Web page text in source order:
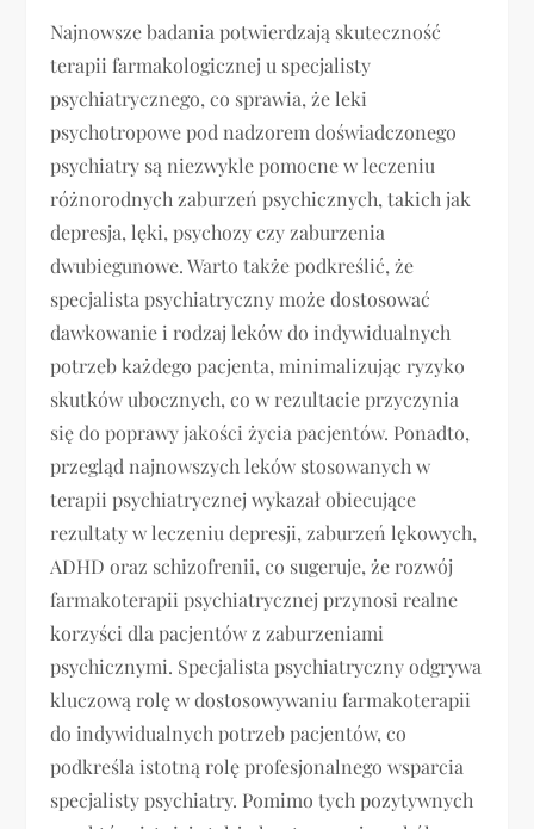
Najnowsze badania potwierdzają skuteczność
terapii farmakologicznej u specjalisty
psychiatrycznego, co sprawia, że leki
psychotropowe pod nadzorem doświadczonego
psychiatry są niezwykle pomocne w leczeniu
różnorodnych zaburzeń psychicznych, takich jak
depresja, lęki, psychozy czy zaburzenia
dwubiegunowe. Warto także podkreślić, że
specjalista psychiatryczny może dostosować
dawkowanie i rodzaj leków do indywidualnych
potrzeb każdego pacjenta, minimalizując ryzyko
skutków ubocznych, co w rezultacie przyczynia
się do poprawy jakości życia pacjentów. Ponadto,
przegląd najnowszych leków stosowanych w
terapii psychiatrycznej wykazał obiecujące
rezultaty w leczeniu depresji, zaburzeń lękowych,
ADHD oraz schizofrenii, co sugeruje, że rozwój
farmakoterapii psychiatrycznej przynosi realne
korzyści dla pacjentów z zaburzeniami
psychicznymi. Specjalista psychiatryczny odgrywa
kluczową rolę w dostosowywaniu farmakoterapii
do indywidualnych potrzeb pacjentów, co
podkreśla istotną rolę profesjonalnego wsparcia
specjalisty psychiatry. Pomimo tych pozytywnych